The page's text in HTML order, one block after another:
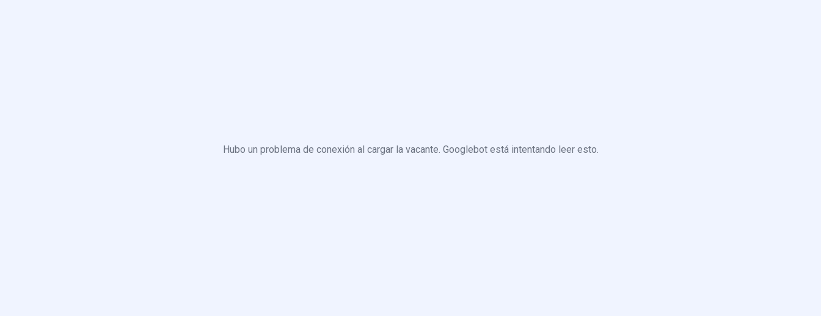
Hubo un problema de conexión al cargar la vacante. Googlebot está intentando leer esto.